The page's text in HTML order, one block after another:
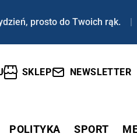
prosto do Twoich rąk. |
SKLEP NEWSLETTER
POLITYKA SPORT